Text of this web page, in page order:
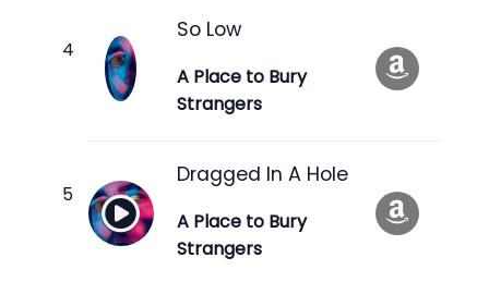
So Low
A Place to Bury
Strangers
Dragged In A Hole
A Place to Bury
Strangers